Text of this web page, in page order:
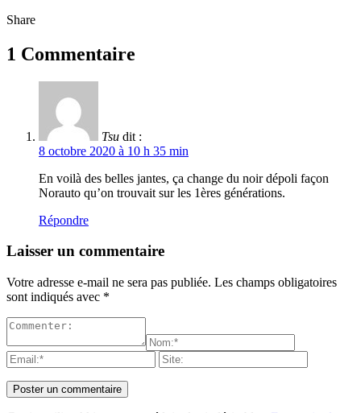
Share
1 Commentaire
Tsu dit :
8 octobre 2020 à 10 h 35 min
En voilà des belles jantes, ça change du noir dépoli façon
Norauto qu’on trouvait sur les 1ères générations.
Répondre
Laisser un commentaire
Votre adresse e-mail ne sera pas publiée. Les champs obligatoires
sont indiqués avec *